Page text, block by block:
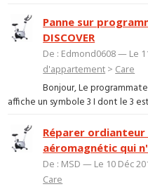
Panne sur
DISCOVER
De : Edmond0608 — Le
d'appartement > Care
Bonjour, Le
affiche un symbole 3 I dont le 3
Réparer ordianteur
aéromagnétic qui
De : MSD — Le 10 Déc
Care